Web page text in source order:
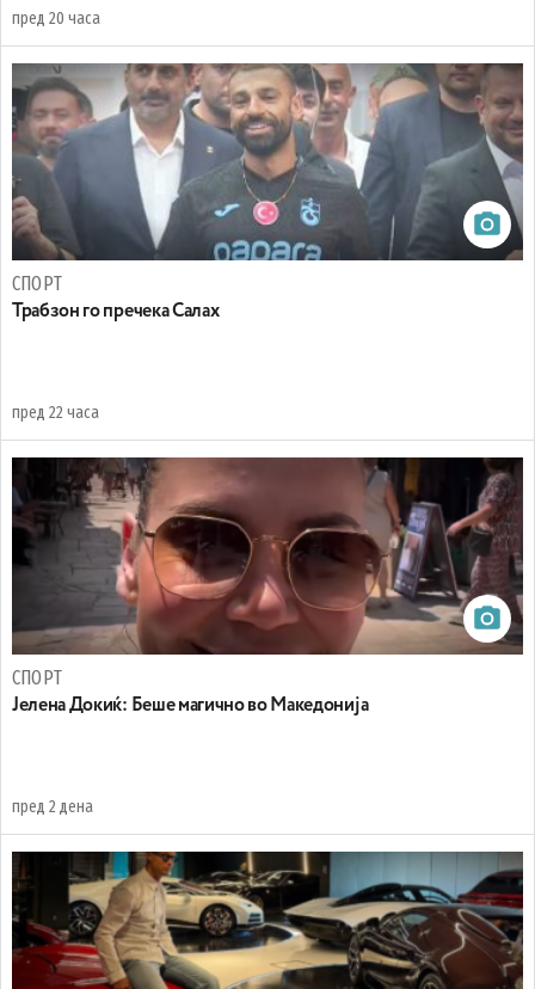
пред 20 часа
СПОРТ
Трабзон го пречека Салах
пред 22 часа
СПОРТ
Јелена Докиќ: Беше магично во Македонија
пред 2 дена